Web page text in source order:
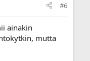
#6
ainakin
mutta